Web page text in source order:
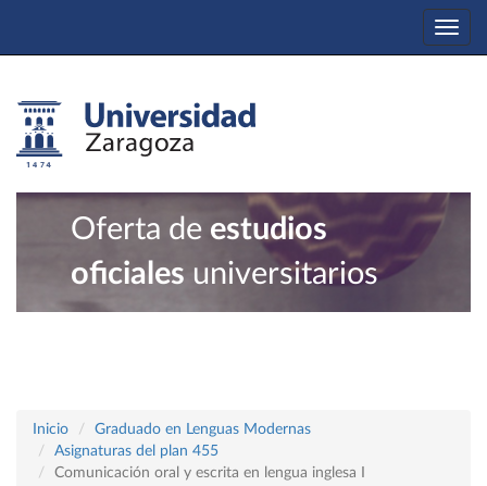
Oferta de estudios
oficiales universitarios
Inicio
Graduado en Lenguas Modernas
Asignaturas del plan 455
Comunicación oral y escrita en lengua inglesa I